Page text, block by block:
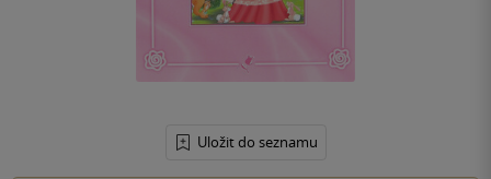
Uložit do seznamu